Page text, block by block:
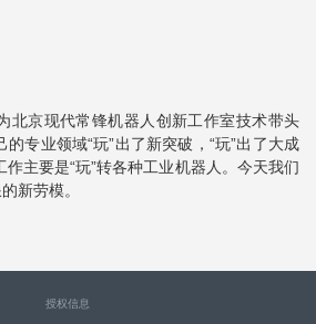
北京现代常锋机器人创新工作室技术带头
的专业领域“玩”出了新突破，“玩”出了大成
主要是“玩”转各种工业机器人。今天我们
新劳模。
授权信息